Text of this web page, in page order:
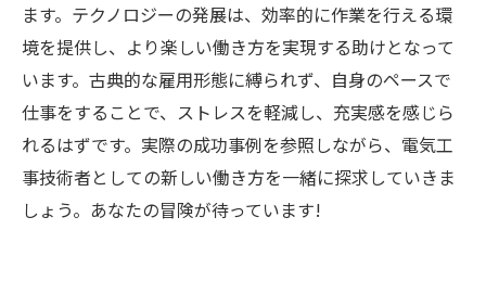
ます。テクノロジーの発展は、効率的に作業を行える環
境を提供し、より楽しい働き方を実現する助けとなって
います。古典的な雇用形態に縛られず、自身のペースで
仕事をすることで、ストレスを軽減し、充実感を感じら
れるはずです。実際の成功事例を参照しながら、電気工
事技術者としての新しい働き方を一緒に探求していきま
しょう。あなたの冒険が待っています!